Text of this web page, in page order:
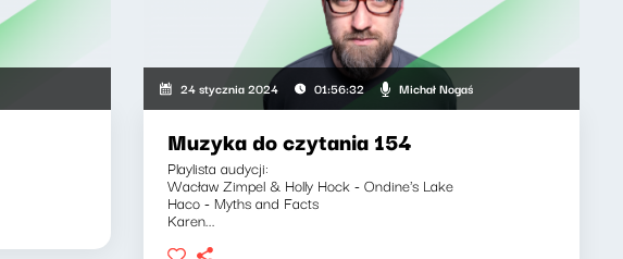
24 stycznia 2024 01:56:32 Michał Nogaś
Muzyka do czytania 154
Playlista audycji:
Wacław Zimpel & Holly Hock - Ondine's Lake
Haco - Myths and Facts
Karen...